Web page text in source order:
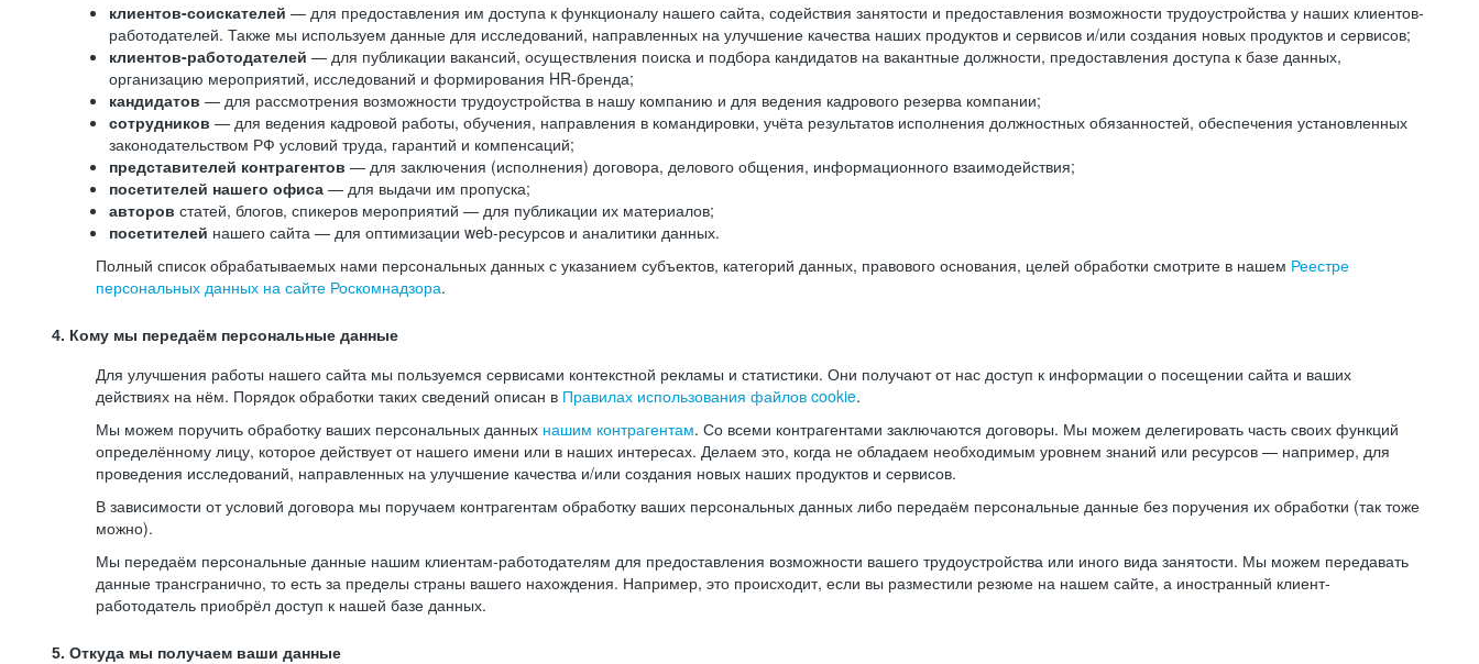
клиентов-соискателей — для предоставления им доступа к функционалу нашего сайта, содействия занятости и предоставления возможности трудоустройства у наших клиентов-
работодателей. Также мы используем данные для исследований, направленных на улучшение качества наших продуктов и сервисов и/или создания новых продуктов и сервисов;
клиентов-работодателей — для публикации вакансий, осуществления поиска и подбора кандидатов на вакантные должности, предоставления доступа к базе данных,
организацию мероприятий, исследований и формирования HR-бренда;
кандидатов — для рассмотрения возможности трудоустройства в нашу компанию и для ведения кадрового резерва компании;
сотрудников — для ведения кадровой работы, обучения, направления в командировки, учёта результатов исполнения должностных обязанностей, обеспечения установленных
законодательством РФ условий труда, гарантий и компенсаций;
представителей контрагентов — для заключения (исполнения) договора, делового общения, информационного взаимодействия;
посетителей нашего офиса — для выдачи им пропуска;
авторов статей, блогов, спикеров мероприятий — для публикации их материалов;
посетителей нашего сайта — для оптимизации web-ресурсов и аналитики данных.
Полный список обрабатываемых нами персональных данных с указанием субъектов, категорий данных, правового основания, целей обработки смотрите в нашем Реестре
персональных данных на сайте Роскомнадзора.
4. Кому мы передаём персональные данные
Для улучшения работы нашего сайта мы пользуемся сервисами контекстной рекламы и статистики. Они получают от нас доступ к информации о посещении сайта и ваших
действиях на нём. Порядок обработки таких сведений описан в Правилах использования файлов cookie.
Мы можем поручить обработку ваших персональных данных нашим контрагентам. Со всеми контрагентами заключаются договоры. Мы можем делегировать часть своих функций
определённому лицу, которое действует от нашего имени или в наших интересах. Делаем это, когда не обладаем необходимым уровнем знаний или ресурсов — например, для
проведения исследований, направленных на улучшение качества и/или создания новых наших продуктов и сервисов.
В зависимости от условий договора мы поручаем контрагентам обработку ваших персональных данных либо передаём персональные данные без поручения их обработки (так тоже
можно).
Мы передаём персональные данные нашим клиентам-работодателям для предоставления возможности вашего трудоустройства или иного вида занятости. Мы можем передавать
данные трансгранично, то есть за пределы страны вашего нахождения. Например, это происходит, если вы разместили резюме на нашем сайте, а иностранный клиент-
работодатель приобрёл доступ к нашей базе данных.
5. Откуда мы получаем ваши данные